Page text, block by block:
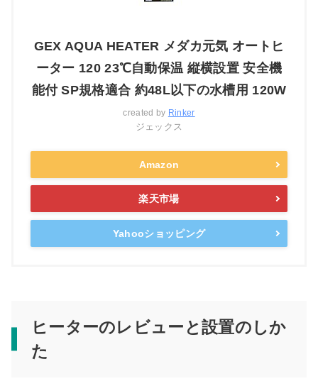
GEX AQUA HEATER メダカ元気 オートヒ
ーター 120 23℃自動保温 縦横設置 安全機
能付 SP規格適合 約48L以下の水槽用 120W
created by Rinker
ジェックス
Amazon
楽天市場
Yahooショッピング
ヒーターのレビューと設置のしか
た